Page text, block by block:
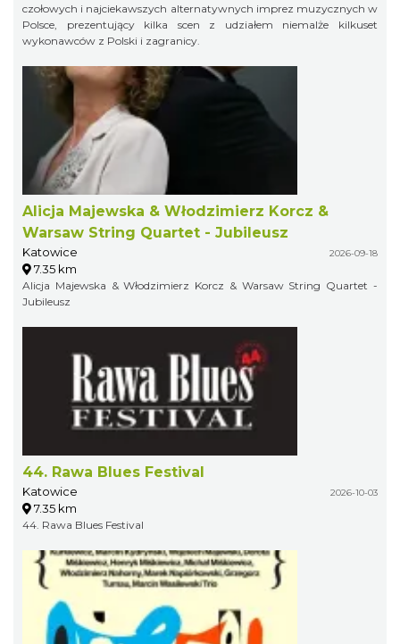
czołowych i najciekawszych alternatywnych imprez muzycznych w
Polsce, prezentujący kilka scen z udziałem niemalże kilkuset
wykonawców z Polski i zagranicy.
Alicja Majewska & Włodzimierz Korcz &
Warsaw String Quartet - Jubileusz
Katowice 2026-09-18
7.35 km
Alicja Majewska & Włodzimierz Korcz & Warsaw String Quartet -
Jubileusz
44. Rawa Blues Festival
Katowice 2026-10-03
7.35 km
44. Rawa Blues Festival